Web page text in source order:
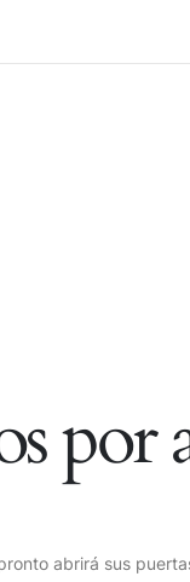
por
abrirá sus